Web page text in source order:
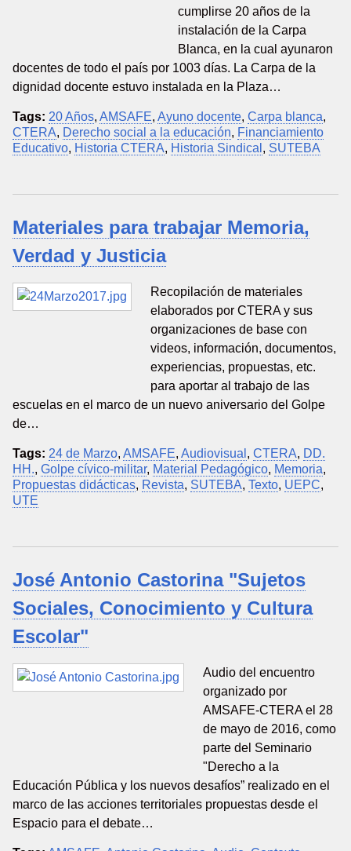
cumplirse 20 años de la
instalación de la Carpa
Blanca, en la cual ayunaron
docentes de todo el país por 1003 días. La Carpa de la
dignidad docente estuvo instalada en la Plaza…
Tags: 20 Años, AMSAFE, Ayuno docente, Carpa blanca,
CTERA, Derecho social a la educación, Financiamiento
Educativo, Historia CTERA, Historia Sindical , SUTEBA
Materiales para trabajar Memoria,
Verdad y Justicia
Recopilación de materiales
elaborados por CTERA y sus
organizaciones de base con
videos, información, documentos,
experiencias, propuestas, etc.
para aportar al trabajo de las
escuelas en el marco de un nuevo aniversario del Golpe
de…
Tags: 24 de Marzo, AMSAFE, Audiovisual , CTERA, DD.
HH., Golpe cívico-militar, Material Pedagógico, Memoria,
Propuestas didácticas, Revista, SUTEBA, Texto, UEPC,
UTE
José Antonio Castorina "Sujetos
Sociales, Conocimiento y Cultura
Escolar"
Audio del encuentro
organizado por
AMSAFE-CTERA el 28
de mayo de 2016, como
parte del Seminario
"Derecho a la
Educación Pública y los nuevos desafíos” realizado en el
marco de las acciones territoriales propuestas desde el
Espacio para el debate…